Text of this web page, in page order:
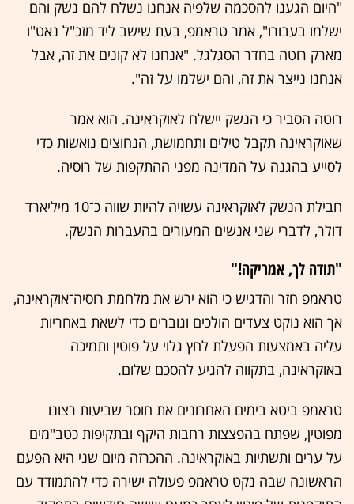
"היום הגענו להסכמה שלפיה אנחנו נשלח להם נשק והם
ישלמו בעבורו", אמר טראמפ, בעת שישב ליד מזכ"ל נאט"ו
מארק רוטה בחדר הסגלגל. "אנחנו לא קונים את זה, אבל
אנחנו נייצר את זה, והם ישלמו על זה".
רוטה הסביר כי הנשק יישלח לאוקראינה. הוא אמר
שאוקראינה תקבל טילים ותחמושת, הנחוצים נואשות כדי
לסייע בהגנה על המדינה מפני ההתקפות של רוסיה.
חבילת הנשק לאוקראינה עשויה להיות שווה כ־10 מיליארד
דולר, לדברי שני אנשים המעורים בהעברות הנשק.
"תודה לך, אמריקה!"
טראמפ חזר והדגיש כי הוא ירש את מלחמת רוסיה־אוקראינה,
אך הוא נוקט צעדים הולכים וגוברים כדי לשאת באחריות
עליה באמצעות הפעלת לחץ גלוי על פוטין ותמיכה
באוקראינה, בתקווה להגיע להסכם שלום.
טראמפ ביטא בימים האחרונים את חוסר שביעות רצונו
מפוטין, שפתח בהפצצות רחבות היקף ובתקיפות כטב"מים
על ערים ותשתיות באוקראינה. ההכרזה מיום שני היא הפעם
הראשונה שבה נקט טראמפ פעולה ישירה כדי להתמודד עם